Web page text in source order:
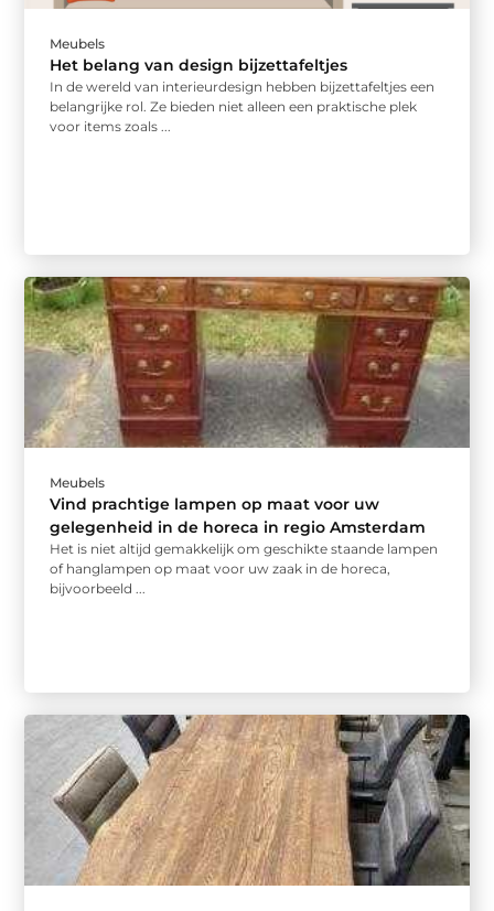
Meubels
Het belang van design bijzettafeltjes
In de wereld van interieurdesign hebben bijzettafeltjes een
belangrijke rol. Ze bieden niet alleen een praktische plek
voor items zoals ...
Meubels
Vind prachtige lampen op maat voor uw
gelegenheid in de horeca in regio Amsterdam
Het is niet altijd gemakkelijk om geschikte staande lampen
of hanglampen op maat voor uw zaak in de horeca,
bijvoorbeeld ...